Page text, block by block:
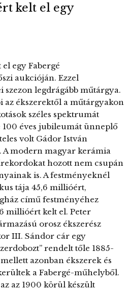
kelt el egy
egy Fabergé
aukcióján. Ezzel
szezon legdrágább műtárgya.
az ékszerektől a műtárgyakon
széles spektrumát
éves jubileumát ünneplő
volt Gádor István
A modern magyar kerámia
hozott nem csupán
is. A festményeknél
tája 45,6 millióért,
című festményéhez
millióért kelt el. Peter
orosz ékszerész
III. Sándor cár egy
rendelt tőle 1885-
azonban ékszerek és
a Fabergé-műhelyből.
az 1900 körül készült